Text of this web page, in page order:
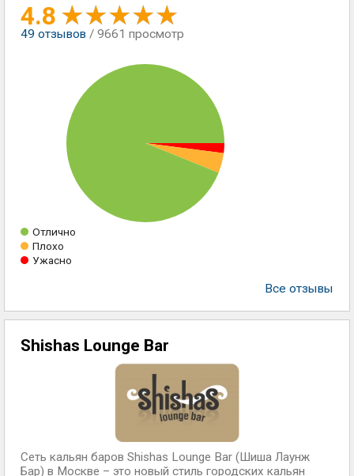
4.8
49 отзывов / 9661 просмотр
Отлично
Плохо
Ужасно
Все отзывы
Shishas Lounge Bar
Сеть кальян баров Shishas Lounge Bar (Шиша Лаунж
Бар) в Москве – это новый стиль городских кальян